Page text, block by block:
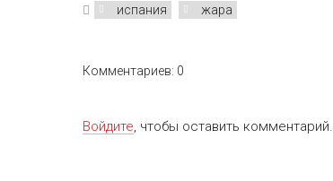
испания жара
Комментариев: 0
Войдите, чтобы оставить комментарий.